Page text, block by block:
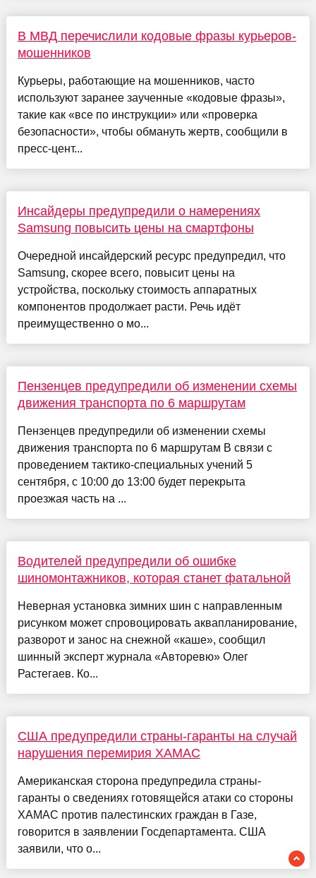
В МВД перечислили кодовые фразы курьеров-
мошенников
Курьеры, работающие на мошенников, часто
используют заранее заученные «кодовые фразы»,
такие как «все по инструкции» или «проверка
безопасности», чтобы обмануть жертв, сообщили в
пресс-цент...
Инсайдеры предупредили о намерениях
Samsung повысить цены на смартфоны
Очередной инсайдерский ресурс предупредил, что
Samsung, скорее всего, повысит цены на
устройства, поскольку стоимость аппаратных
компонентов продолжает расти. Речь идёт
преимущественно о мо...
Пензенцев предупредили об изменении схемы
движения транспорта по 6 маршрутам
Пензенцев предупредили об изменении схемы
движения транспорта по 6 маршрутам В связи с
проведением тактико-специальных учений 5
сентября, с 10:00 до 13:00 будет перекрыта
проезжая часть на ...
Водителей предупредили об ошибке
шиномонтажников, которая станет фатальной
Неверная установка зимних шин с направленным
рисунком может спровоцировать аквапланирование,
разворот и занос на снежной «каше», сообщил
шинный эксперт журнала «Авторевю» Олег
Растегаев. Ко...
США предупредили страны-гаранты на случай
нарушения перемирия ХАМАС
Американская сторона предупредила страны-
гаранты о сведениях готовящейся атаки со стороны
ХАМАС против палестинских граждан в Газе,
говорится в заявлении Госдепартамента. США
заявили, что о...